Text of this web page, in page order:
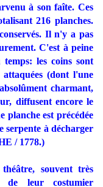
à son faîte. Ces
216 planches.
Il n'y a pas
C'est à peine
les coins sont
attaquées (dont l'une
charmant,
diffusent encore le
planche est précédée
serpente à décharger
/ 1778.)
souvent très
de leur costumier